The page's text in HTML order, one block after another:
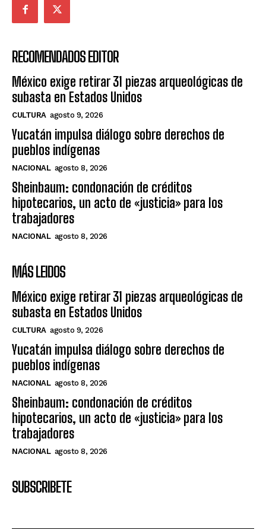
RECOMENDADOS EDITOR
México exige retirar 31 piezas arqueológicas de
subasta en Estados Unidos
CULTURA agosto 9, 2026
Yucatán impulsa diálogo sobre derechos de
pueblos indígenas
NACIONAL agosto 8, 2026
Sheinbaum: condonación de créditos
hipotecarios, un acto de «justicia» para los
trabajadores
NACIONAL agosto 8, 2026
MÁS LEIDOS
México exige retirar 31 piezas arqueológicas de
subasta en Estados Unidos
CULTURA agosto 9, 2026
Yucatán impulsa diálogo sobre derechos de
pueblos indígenas
NACIONAL agosto 8, 2026
Sheinbaum: condonación de créditos
hipotecarios, un acto de «justicia» para los
trabajadores
NACIONAL agosto 8, 2026
SUBSCRIBETE